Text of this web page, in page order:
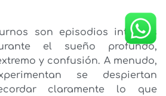
son episodios intensos
el sueño profundo,
y confusión. A menudo,
se despiertan
claramente lo que